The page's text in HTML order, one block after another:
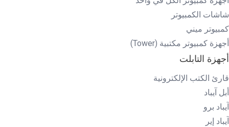
شاشات الكمبيوتر
كمبيوتر ميني
أجهزة كمبيوتر مكتبية (Tower)
أجهزة التابلت
قارئ الكتب الإلكترونية
أبل آيباد
آيباد برو
آيباد إير